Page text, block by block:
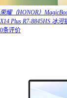
荣耀（HONOR）
X14 Plus R7-8845HS 冰河
0条评价